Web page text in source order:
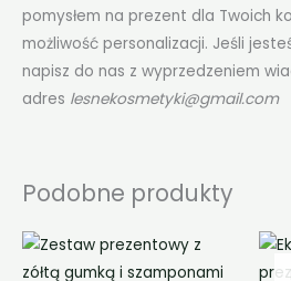
pomysłem na prezent dla Twoich
możliwość personalizacji. Jeśli
napisz do nas z wyprzedzeniem
adres lesnekosmetyki@gmail.com
Podobne produkty